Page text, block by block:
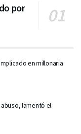
por
en millonaria
lamentó el